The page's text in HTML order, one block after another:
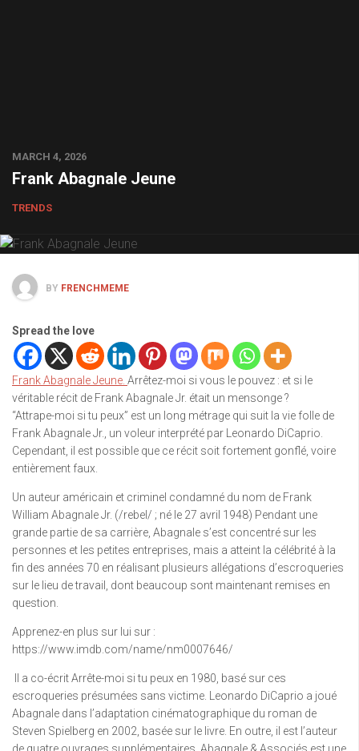
MARCH 4, 2026
Frank Abagnale Jeune
TRENDS
BY FRENCHMEME
Spread the love
Frank Abagnale Jeune. Arrêtez-moi si vous le pouvez : et si le
véritable récit de Frank Abagnale Jr. était un mensonge ?
“Attrape-moi si tu peux” est un long métrage qui suit la vie folle de
Frank Abagnale Jr., un voleur interprété par Leonardo DiCaprio.
Cependant, il est possible que ce récit soit fortement gonflé, voire
entièrement faux.
Un auteur américain et criminel condamné du nom de Frank
William Abagnale Jr. (/rebel/ ; né le 27 avril 1948) Pendant une
grande partie de sa carrière, Abagnale s’est concentré sur les
personnes et les petites entreprises, mais a atteint la célébrité à la
fin des années 70 en réalisant plusieurs allégations d’escroqueries
sur le lieu de travail, dont beaucoup sont maintenant remises en
question.
Apprenez-en plus sur lui sur :
https://www.imdb.com/name/nm0007646/
Il a co-écrit Arrête-moi si tu peux en 1980, basé sur ces
escroqueries présumées sans victime. Leonardo DiCaprio a joué
Abagnale dans l’adaptation cinématographique du roman de
Steven Spielberg en 2002, basée sur le livre. En outre, il est l’auteur